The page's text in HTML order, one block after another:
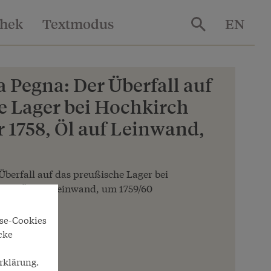
Textmodus EN
Pegna: Der Überfall auf
Lager bei Hochkirch
1758, Öl auf Leinwand,
auf das preußische Lager bei
Öl auf Leinwand, um 1759/60
Cookies